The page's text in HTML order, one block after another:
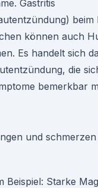
Gastritis
können auch
Es handelt sich
die
bemerkbar
Beispiel: Starke